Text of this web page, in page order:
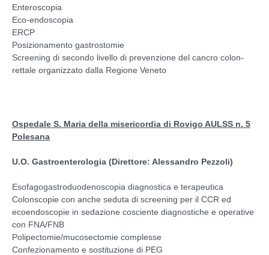
Enteroscopia
Eco-endoscopia
ERCP
Posizionamento gastrostomie
Screening di secondo livello di prevenzione del cancro colon-
rettale organizzato dalla Regione Veneto
Ospedale S. Maria della misericordia di Rovigo AULSS n. 5
Polesana
U.O. Gastroenterologia (Direttore: Alessandro Pezzoli)
Esofagogastroduodenoscopia diagnostica e terapeutica
Colonscopie con anche seduta di screening per il CCR ed
ecoendoscopie in sedazione cosciente diagnostiche e operative
con FNA/FNB
Polipectomie/mucosectomie complesse
Confezionamento e sostituzione di PEG